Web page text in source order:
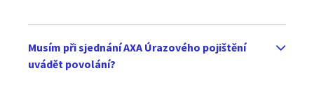
Musím při sjednání AXA Úrazového pojištění
uvádět povolání?